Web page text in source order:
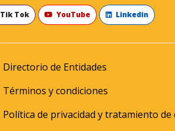
Tik Tok YouTube Linkedin
Directorio de Entidades
Términos y condiciones
Política de privacidad y tratamiento